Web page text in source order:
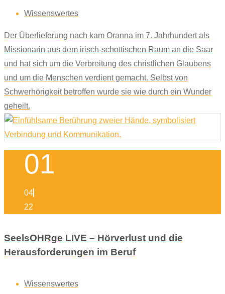
Wissenswertes
Der Überlieferung nach kam Oranna im 7. Jahrhundert als
Missionarin aus dem irisch-schottischen Raum an die Saar
und hat sich um die Verbreitung des christlichen Glaubens
und um die Menschen verdient gemacht. Selbst von
Schwerhörigkeit betroffen wurde sie wie durch ein Wunder
geheilt.
01
04
22
SeelsOHRge LIVE – Hörverlust und die
Herausforderungen im Beruf
Wissenswertes